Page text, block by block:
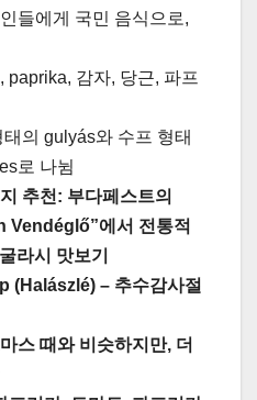
들에게 국민 음식으로,
paprika, 감자, 당근, 파프
태의 gulyás와 수프 형태
로 나뉨
추천: 부다페스트의
Vendéglő”에서 전통적
라시 맛보기
(Halászlé) – 추수감사절
스 때와 비슷하지만, 더